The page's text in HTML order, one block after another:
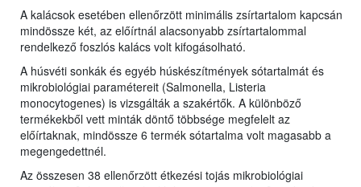
A kalácsok esetében ellenőrzött minimális zsírtartalom kapcsán
mindössze két, az előírtnál alacsonyabb zsírtartalommal
rendelkező foszlós kalács volt kifogásolható.
A húsvéti sonkák és egyéb húskészítmények sótartalmát és
mikrobiológiai paramétereit (Salmonella, Listeria
monocytogenes) is vizsgálták a szakértők. A különböző
termékekből vett minták döntő többsége megfelelt az
előírtaknak, mindössze 6 termék sótartalma volt magasabb a
megengedettnél.
Az összesen 38 ellenőrzött étkezési tojás mikrobiológiai